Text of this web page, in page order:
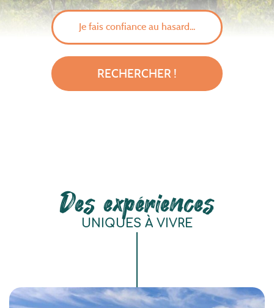
Des expériences
UNIQUES À VIVRE